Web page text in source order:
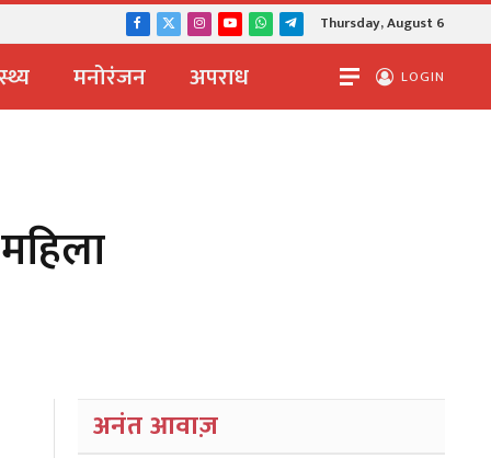
Facebook
X
Instagram
YouTubeWhatsApp
TelegramThursday, August 6
मनोरंजन अपराध LOGIN
अनंत आवाज़